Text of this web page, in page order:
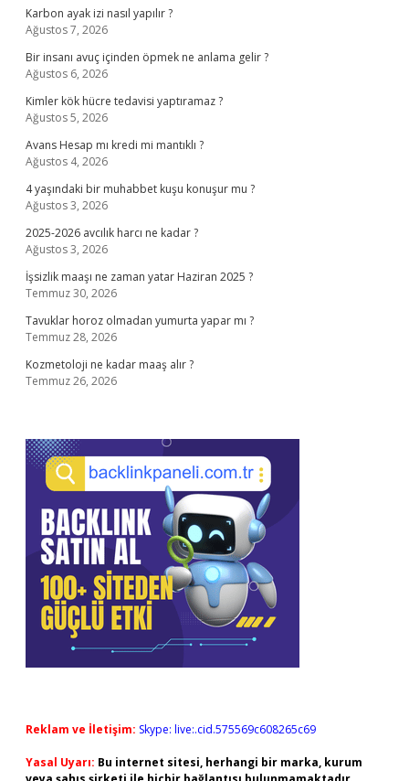
Karbon ayak izi nasıl yapılır ?
Ağustos 7, 2026
Bir insanı avuç içinden öpmek ne anlama gelir ?
Ağustos 6, 2026
Kimler kök hücre tedavisi yaptıramaz ?
Ağustos 5, 2026
Avans Hesap mı kredi mi mantıklı ?
Ağustos 4, 2026
4 yaşındaki bir muhabbet kuşu konuşur mu ?
Ağustos 3, 2026
2025-2026 avcılık harcı ne kadar ?
Ağustos 3, 2026
İşsizlik maaşı ne zaman yatar Haziran 2025 ?
Temmuz 30, 2026
Tavuklar horoz olmadan yumurta yapar mı ?
Temmuz 28, 2026
Kozmetoloji ne kadar maaş alır ?
Temmuz 26, 2026
Reklam ve İletişim: Skype: live:.cid.575569c608265c69
Yasal Uyarı: Bu internet sitesi, herhangi bir marka, kurum